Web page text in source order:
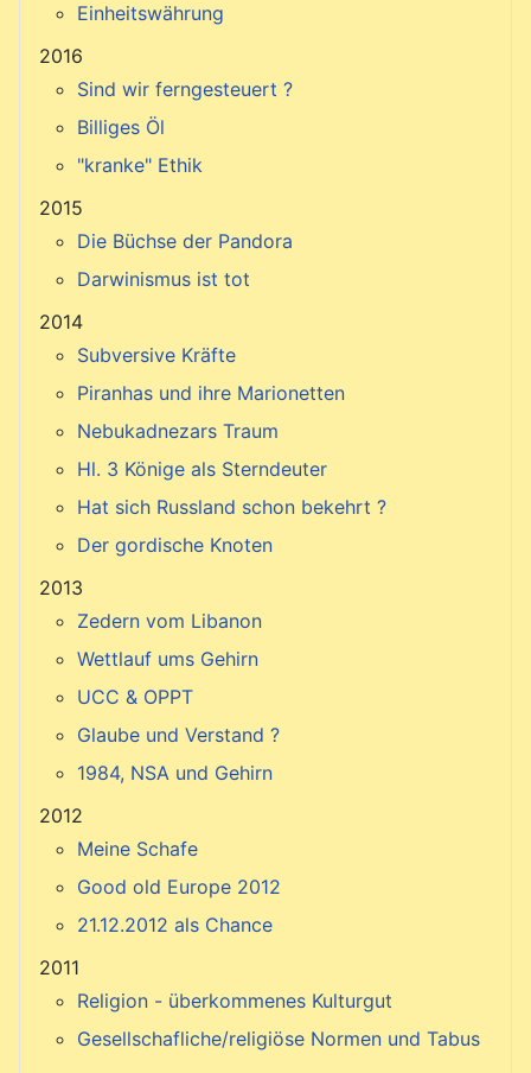
Einheitswährung
2016
Sind wir ferngesteuert ?
Billiges Öl
"kranke" Ethik
2015
Die Büchse der Pandora
Darwinismus ist tot
2014
Subversive Kräfte
Piranhas und ihre Marionetten
Nebukadnezars Traum
Hl. 3 Könige als Sterndeuter
Hat sich Russland schon bekehrt ?
Der gordische Knoten
2013
Zedern vom Libanon
Wettlauf ums Gehirn
UCC & OPPT
Glaube und Verstand ?
1984, NSA und Gehirn
2012
Meine Schafe
Good old Europe 2012
21.12.2012 als Chance
2011
Religion - überkommenes Kulturgut
Gesellschafliche/religiöse Normen und Tabus